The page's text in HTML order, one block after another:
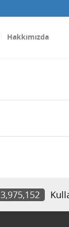
Hakkımızda
3,975,152